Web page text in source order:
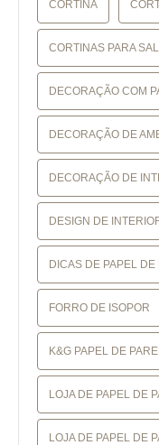
CORTINA
CORTINAS PARA
DECORAÇÃO COM
DECORAÇÃO DE
DECORAÇÃO DE
DESIGN DE
DICAS DE PAPEL DE
FORRO DE ISOPOR
K&G PAPEL DE
LOJA DE PAPEL DE
LOJA DE PAPEL DE